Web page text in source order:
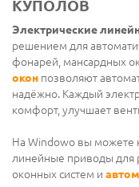
КУПОЛОВ
Электрические
решением для
фонарей, мансардных
окон позволяют
надёжно. Каждый
комфорт, улучшает
На Windowo вы можете
линейные приводы для
оконных систем и